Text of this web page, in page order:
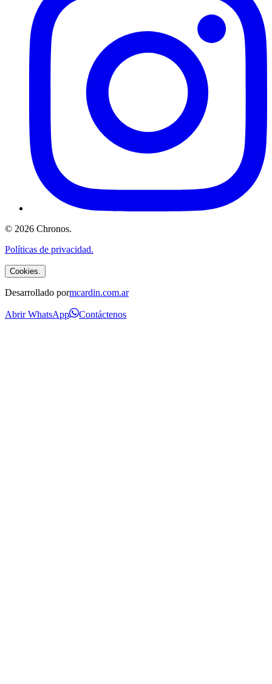
© 2026 Chronos.
Políticas de privacidad.
Cookies.
Desarrollado pormcardin.com.ar
Abrir WhatsApp Contáctenos